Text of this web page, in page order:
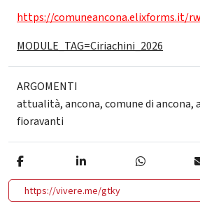
https://comuneancona.elixforms.it/
MODULE_TAG=Ciriachini_2026
ARGOMENTI
attualità,ancona,comune di ancona,
fioravanti
https://vivere.me/gtky